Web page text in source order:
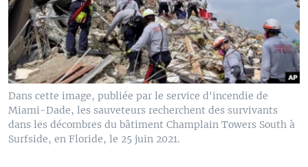
Dans cette image, publiée par le service d'incendie de
Miami-Dade, les sauveteurs recherchent des survivants
dans les décombres du bâtiment Champlain Towers South à
Surfside, en Floride, le 25 juin 2021.